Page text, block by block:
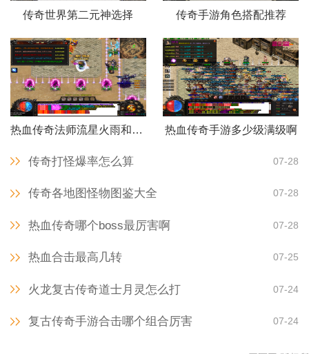
传奇世界第二元神选择 传奇手游角色搭配推荐
热血传奇法师流星火雨和冰咆哮哪个好 热血传奇手游多少级满级啊
传奇打怪爆率怎么算 07-28
传奇各地图怪物图鉴大全 07-28
热血传奇哪个boss最厉害啊 07-28
热血合击最高几转 07-25
火龙复古传奇道士月灵怎么打 07-24
复古传奇手游合击哪个组合厉害 07-24